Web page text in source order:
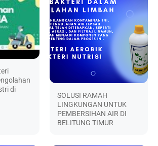
di
SOLUSI RAMAH
LINGKUNGAN UNTUK
PEMBERSIHAN AIR DI
BELITUNG TIMUR